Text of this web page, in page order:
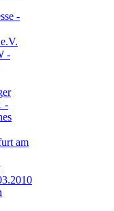
-
-
-
am